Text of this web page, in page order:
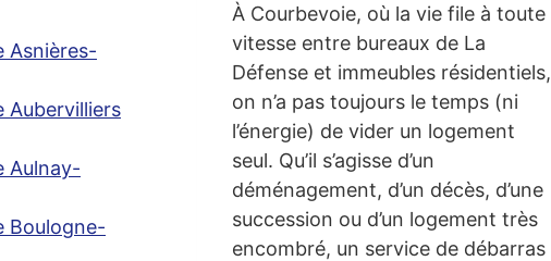
À Courbevoie, où la vie file à toute
vitesse entre bureaux de La
Défense et immeubles résidentiels,
on n’a pas toujours le temps (ni
l’énergie) de vider un logement
seul. Qu’il s’agisse d’un
déménagement, d’un décès, d’une
succession ou d’un logement très
encombré, un service de débarras
Asnières-
Aubervilliers
Aulnay-
Boulogne-